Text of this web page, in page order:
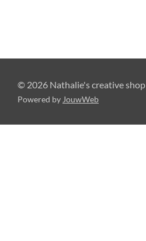
© 2026 Nathalie's creative shop
Powered by JouwWeb